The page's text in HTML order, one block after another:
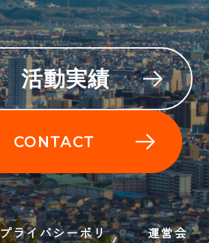
活動実績
CONTACT
プライバシーポリ
運営会